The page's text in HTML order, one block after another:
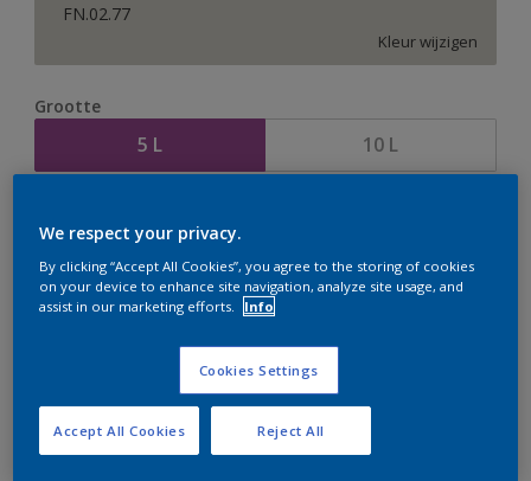
FN.02.77
Kleur wijzigen
Grootte
5 L 10 L
Bereken
Op dit moment is het niet mogelijk dit product online
te bestellen. Houd de website in de gaten, we werken
er hard aan om de voorraad aan te vullen.
We respect your privacy.
By clicking “Accept All Cookies”, you agree to the storing of cookies
on your device to enhance site navigation, analyze site usage, and
assist in our marketing efforts.
Info
Cookies Settings
Reject All
Accept All Cookies